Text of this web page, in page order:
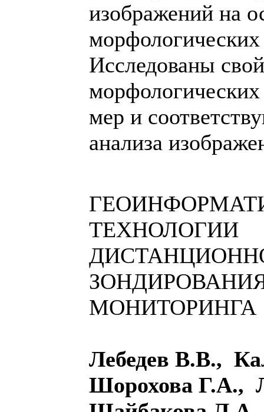
изображений на
Исследованы
мер и
анализа
ТЕХНОЛОГИИ
МОНИТОРИНГА
Лебедев В.В.,
Шорохова Г.А.,